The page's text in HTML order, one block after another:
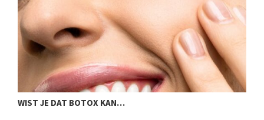
WIST JE DAT BOTOX KAN…